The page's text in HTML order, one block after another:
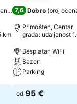
1.010)
km
7,6 Dobro (broj
Primošten, Centar
grada: udaljenost
Besplatan WiFi
Bazen
Parking
od 95 €